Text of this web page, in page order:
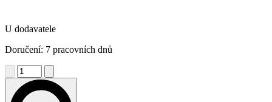
U dodavatele
Doručení: 7 pracovních dnů